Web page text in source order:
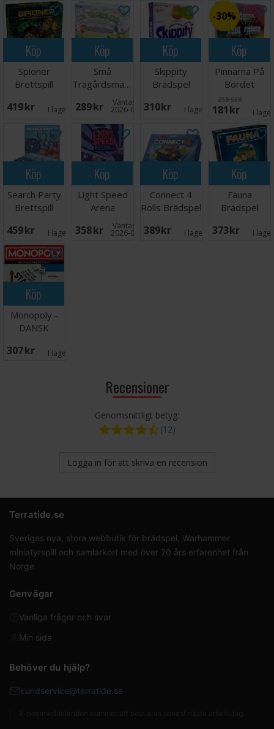
Köp
Spioner
Brettspill
419 SEK I lager: 3
Köp
Små
Trägårdsmästare
Brädspel
289 SEK Väntas in:
2026-09-30
Köp
Skippity
Brädspel
310 SEK I lager: 9
Köp
30%
Pinnarna På
Bordet
Brädspel
258 SEK
181 SEK I
Köp
Search Party
Brettspill
459 SEK I lager: 4
Köp
Light Speed
Arena
Brädspel
358 SEK Väntas in:
2026-09-30
Köp
Connect 4
Rolls Brädspel
389 SEK I lager: 1
Köp
Fauna
Brädspel
373 SEK I
Köp
Monopoly -
DANSK
307 SEK I lager:
Recensioner
Genomsnittligt betyg:
(12)
Logga in för att skriva en recension
Terratide.se
Sveriges nya, stora webbutik för brädspel, Warhammer
miniatyrspill och samlarkort med över 20 års erfarenhet från
Norge.
Genvägar
Vanliga frågor och svar
Min sida
Behöver du hjälp?
kundservice@terratide.se